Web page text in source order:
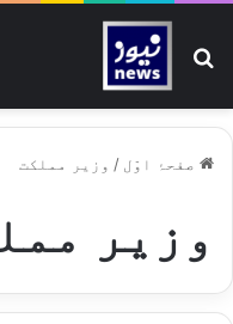
تلاش کیجیے
صفحۂ اوّل / وزیر مملکت
وزیر